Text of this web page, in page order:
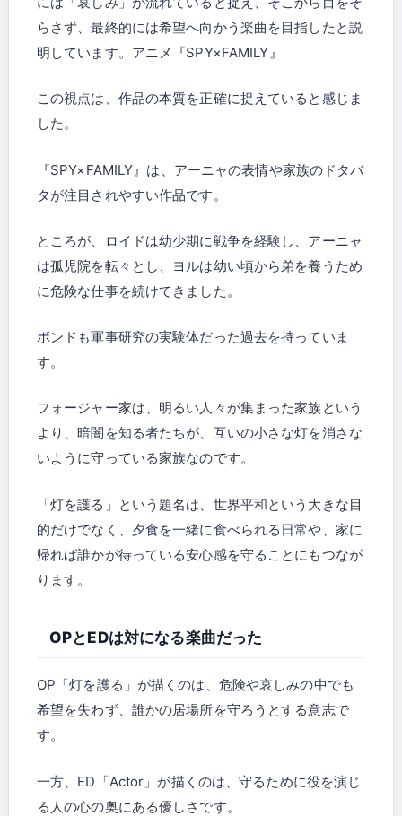
らさず、最終的には希望へ向かう楽曲を目指したと説
明しています。アニメ『SPY×FAMILY』
この視点は、作品の本質を正確に捉えていると感じま
した。
『SPY×FAMILY』は、アーニャの表情や家族のドタバ
タが注目されやすい作品です。
ところが、ロイドは幼少期に戦争を経験し、アーニャ
は孤児院を転々とし、ヨルは幼い頃から弟を養うため
に危険な仕事を続けてきました。
ボンドも軍事研究の実験体だった過去を持っていま
す。
フォージャー家は、明るい人々が集まった家族という
より、暗闇を知る者たちが、互いの小さな灯を消さな
いように守っている家族なのです。
「灯を護る」という題名は、世界平和という大きな目
的だけでなく、夕食を一緒に食べられる日常や、家に
帰れば誰かが待っている安心感を守ることにもつなが
ります。
OPとEDは対になる楽曲だった
OP「灯を護る」が描くのは、危険や哀しみの中でも
希望を失わず、誰かの居場所を守ろうとする意志で
す。
一方、ED「Actor」が描くのは、守るために役を演じ
る人の心の奥にある優しさです。